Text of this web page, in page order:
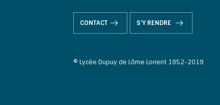
CONTACT S'Y RENDRE
© Lycée Dupuy de Lôme Lorient 1952-2019